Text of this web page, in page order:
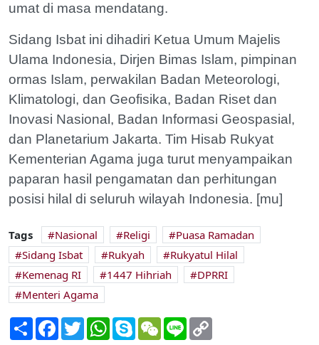
umat di masa mendatang.
Sidang Isbat ini dihadiri Ketua Umum Majelis
Ulama Indonesia, Dirjen Bimas Islam, pimpinan
ormas Islam, perwakilan Badan Meteorologi,
Klimatologi, dan Geofisika, Badan Riset dan
Inovasi Nasional, Badan Informasi Geospasial,
dan Planetarium Jakarta. Tim Hisab Rukyat
Kementerian Agama juga turut menyampaikan
paparan hasil pengamatan dan perhitungan
posisi hilal di seluruh wilayah Indonesia. [mu]
Tags Nasional Religi
Puasa Ramadan
Sidang Isbat
Rukyah
Rukyatul Hilal
Kemenag RI
1447 Hihriah
DPRRI
Menteri Agama
Share Facebook
TwitterWhatsApp
SkypeWeChatLine